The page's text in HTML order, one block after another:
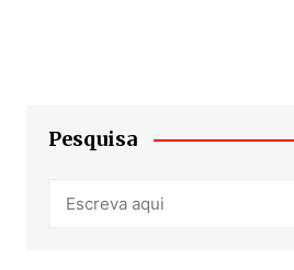
Pesquisa